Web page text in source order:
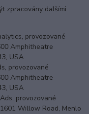
zpracovány dalšími
provozované
Amphitheatre
USA
provozované
Amphitheatre
USA
provozované
Willow Road, Menlo